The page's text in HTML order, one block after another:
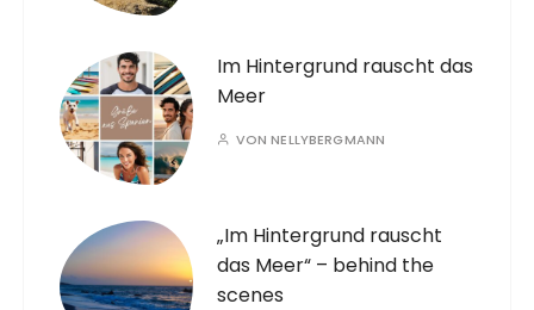
Im Hintergrund rauscht das
Meer
VONNELLYBERGMANN
„Im Hintergrund rauscht
das Meer“ – behind the
scenes